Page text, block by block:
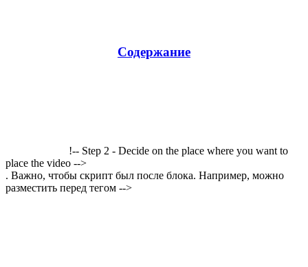
Содержание
!-- Step 2 - Decide on the place where you want to
place the video -->
. Важно, чтобы скрипт был после блока. Например, можно
разместить перед тегом -->